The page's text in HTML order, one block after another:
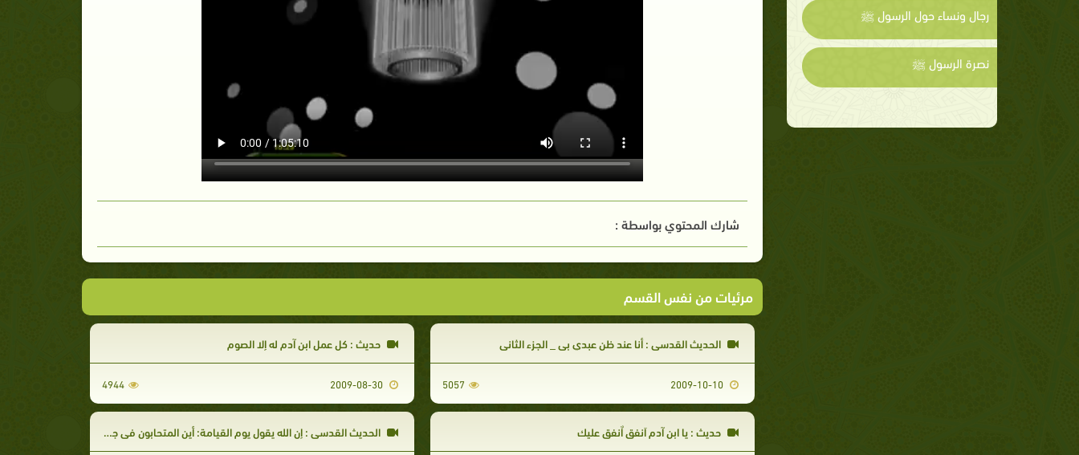
رجال ونساء حول الرسول ﷺ
نصرة الرسول ﷺ
شارك المحتوي بواسطة :
مرئيات من نفس القسم
الحديث القدسي : أنا عند ظن عبدي بي _ الجزء الثاني
2009-10-10
5057
حديث : كل عمل ابن آدم له إلا الصوم
2009-08-30
4944
حديث : يا ابن آدم اَنفق اٌنفق عليك الحديث القدسى : إن الله يقول يوم القيامة: أين المتحابون فى جلالى